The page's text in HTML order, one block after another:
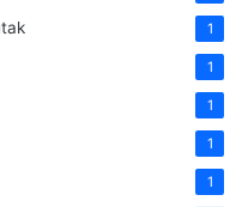
1
1
1
1
1